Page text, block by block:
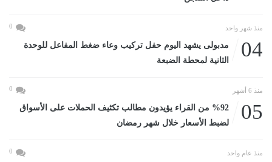
منذ شهر واحد 0
04
مدبولى يشهد اليوم حفل تركيب وعاء ضغط المفاعل للوحدة
الثانية لمحطة الضبعة
منذ 6 أشهر 0
05
%92 من القراء يؤيدون مطالب تكثيف الحملات على الأسواق
لضبط الأسعار خلال شهر رمضان
منذ عام واحد 0